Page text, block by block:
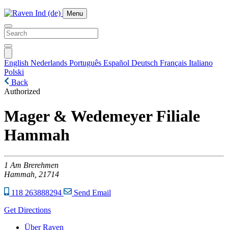
Menu
English Nederlands Português Español Deutsch Français Italiano
Polski
Back
Authorized
Mager & Wedemeyer Filiale
Hammah
1 Am Brerehmen
Hammah, 21714
118 263888294
Send Email
Get Directions
Über Raven